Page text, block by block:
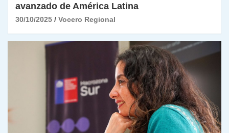
avanzado de América Latina
30/10/2025 Vocero Regional